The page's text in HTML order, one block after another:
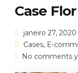
Case
janeiro 27, 2020
Cases, E-
No comments